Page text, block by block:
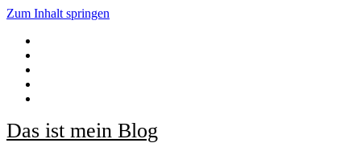
Zum Inhalt springen
Das ist mein Blog